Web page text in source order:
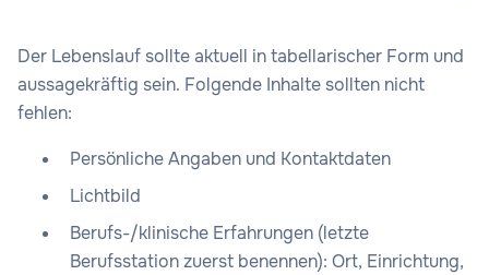
Der Lebenslauf sollte aktuell in tabellarischer Form und
aussagekräftig sein. Folgende Inhalte sollten nicht
fehlen:
Persönliche Angaben und Kontaktdaten
Lichtbild
Berufs-/klinische Erfahrungen (letzte
Berufsstation zuerst benennen): Ort, Einrichtung,